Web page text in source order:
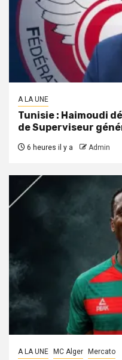
A LA UNE
Tunisie : Haimoudi
de Superviseur
6 heures il y a Admin
A LA UNE MC Alger Mercato